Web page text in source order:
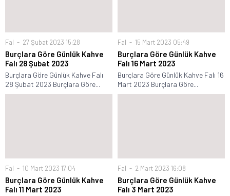
Fal 27 Şubat 2023 15:28
Burçlara Göre Günlük Kahve
Falı 28 Şubat 2023
Burçlara Göre Günlük Kahve Falı
28 Şubat 2023 Burçlara Göre...
Fal 15 Mart 2023 05:49
Burçlara Göre Günlük Kahve
Falı 16 Mart 2023
Burçlara Göre Günlük Kahve Falı 16
Mart 2023 Burçlara Göre...
Fal 10 Mart 2023 17:04
Burçlara Göre Günlük Kahve
Falı 11 Mart 2023
Fal 2 Mart 2023 16:08
Burçlara Göre Günlük Kahve
Falı 3 Mart 2023